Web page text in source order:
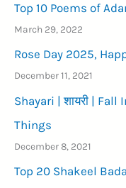
Top 10 Poems of
March 29, 2022
Rose Day 2025,
December 11, 2021
Shayari | शायरी |
Things
December 8, 2021
Top 20 Shakeel